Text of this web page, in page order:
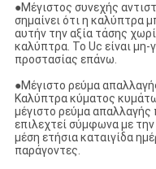
●Μέγιστος συνεχής
σημαίνει ότι η καλύπτρα
αυτήν την αξία τάσης
καλύπτρα. Το Uc είναι
προστασίας επάνω.
●Μέγιστο ρεύμα
Καλύπτρα κύματος
μέγιστο ρεύμα απαλλαγής
επιλεχτεί σύμφωνα με
μέση ετήσια καταιγίδα
παράγοντες.